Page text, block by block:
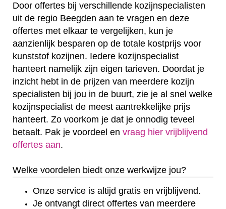
Door offertes bij verschillende kozijnspecialisten
uit de regio Beegden aan te vragen en deze
offertes met elkaar te vergelijken, kun je
aanzienlijk besparen op de totale kostprijs voor
kunststof kozijnen. Iedere kozijnspecialist
hanteert namelijk zijn eigen tarieven. Doordat je
inzicht hebt in de prijzen van meerdere kozijn
specialisten bij jou in de buurt, zie je al snel welke
kozijnspecialist de meest aantrekkelijke prijs
hanteert. Zo voorkom je dat je onnodig teveel
betaalt. Pak je voordeel en vraag hier vrijblijvend
offertes aan.
Welke voordelen biedt onze werkwijze jou?
Onze service is altijd gratis en vrijblijvend.
Je ontvangt direct offertes van meerdere